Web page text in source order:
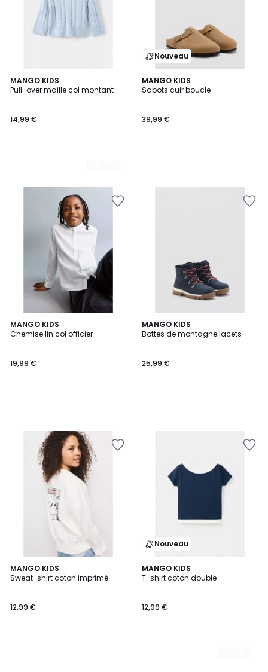
MANGO KIDS
Pull-over maille col montant
14,99 €
2
Couleurs
Nouveau
MANGO KIDS
Sabots cuir boucle
39,99 €
MANGO KIDS
Chemise lin col officier
19,99 €
MANGO KIDS
Bottes de montagne lacets
25,99 €
MANGO KIDS
Sweat-shirt coton imprimé
12,99 €
Nouveau
MANGO KIDS
T-shirt coton double
12,99 €
2
Couleurs